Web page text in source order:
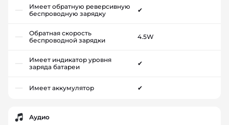
Имеет обратную реверсивную
беспроводную зарядку
✔
Обратная скорость
беспроводной зарядки
4.5W
Имеет индикатор уровня
заряда батареи
✔
Имеет аккумулятор ✔
Аудио